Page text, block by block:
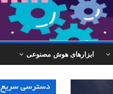
ابزارهای هوش مصنوعی
دسترسی سریع